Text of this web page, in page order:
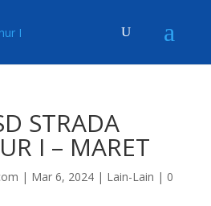
STRADA
I – MARET
| Mar 6, 2024| Lain-Lain | 0